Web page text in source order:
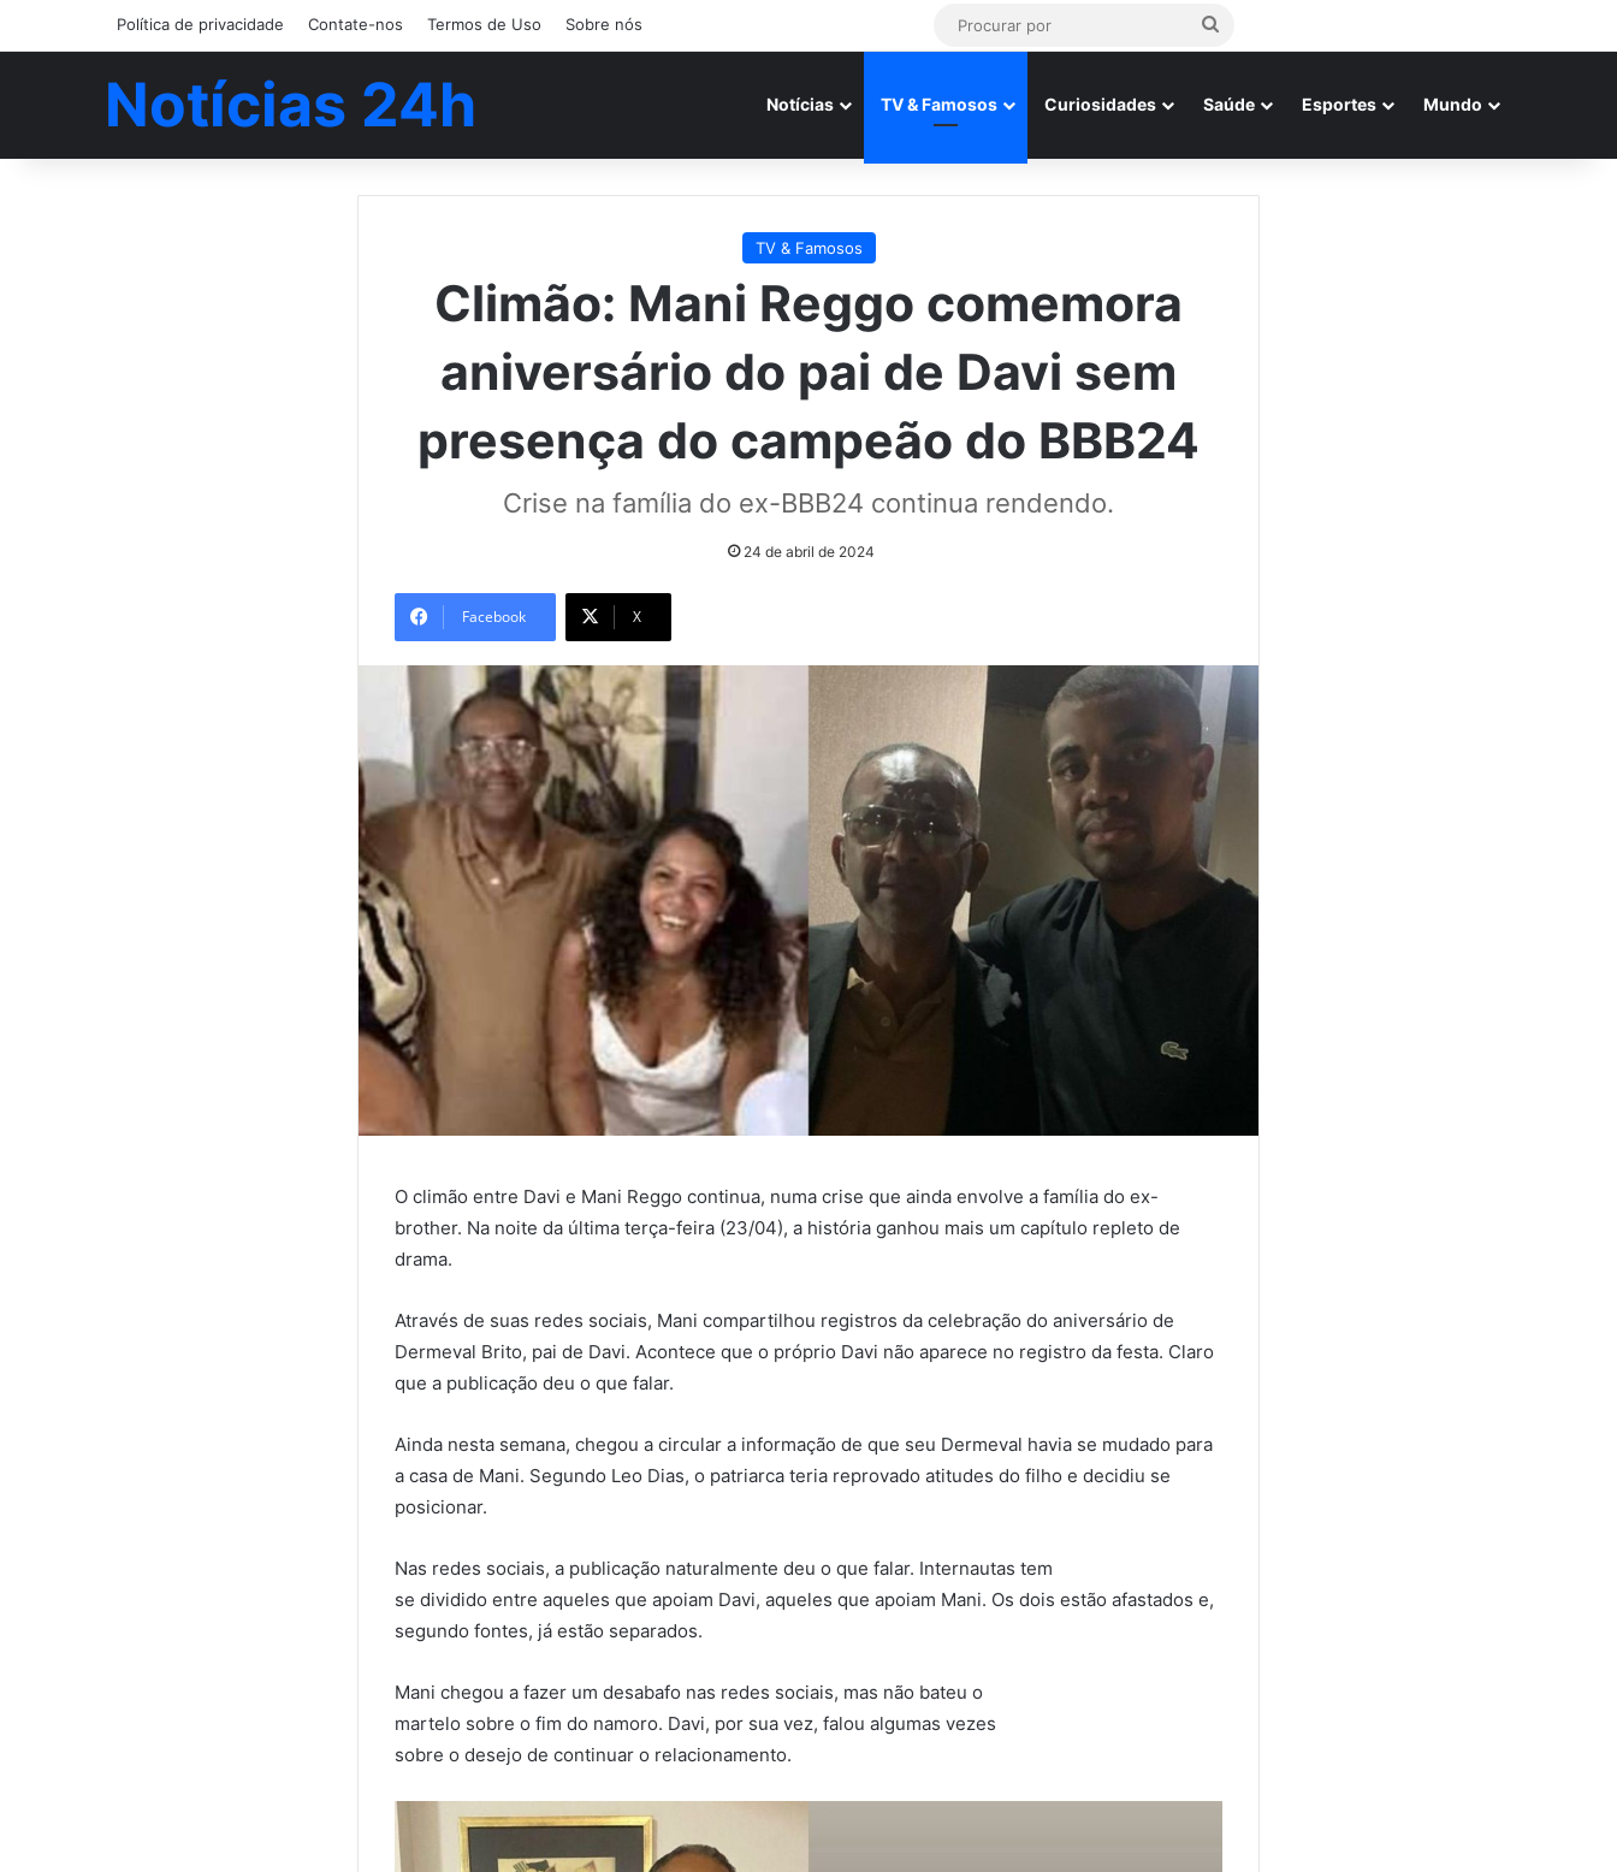
Política de privacidade Contate-nos Termos de Uso Sobre nós
Procurar
Notícias 24h Notícias TV & Famosos Curiosidades Saúde Esportes Mundo
TV & Famosos
Climão: Mani Reggo comemora
aniversário do pai de Davi sem
presença do campeão do BBB24
Crise na família do ex-BBB24 continua rendendo.
24 de abril de 2024
Facebook X
O climão entre Davi e Mani Reggo continua, numa crise que ainda envolve a família do ex-
brother. Na noite da última terça-feira (23/04), a história ganhou mais um capítulo repleto de
drama.
Através de suas redes sociais, Mani compartilhou registros da celebração do aniversário de
Dermeval Brito, pai de Davi. Acontece que o próprio Davi não aparece no registro da festa. Claro
que a publicação deu o que falar.
Ainda nesta semana, chegou a circular a informação de que seu Dermeval havia se mudado para
a casa de Mani. Segundo Leo Dias, o patriarca teria reprovado atitudes do filho e decidiu se
posicionar.
Nas redes sociais, a publicação naturalmente deu o que falar. Internautas tem
se dividido entre aqueles que apoiam Davi, aqueles que apoiam Mani. Os dois estão afastados e,
segundo fontes, já estão separados.
Mani chegou a fazer um desabafo nas redes sociais, mas não bateu o
martelo sobre o fim do namoro. Davi, por sua vez, falou algumas vezes
sobre o desejo de continuar o relacionamento.